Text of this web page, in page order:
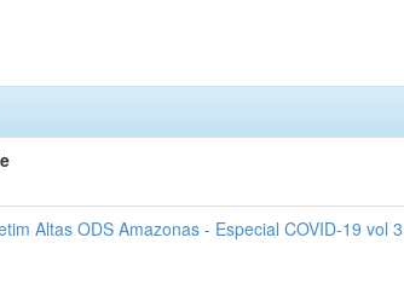
Altas ODS Amazonas - Especial COVID-19 vol 3